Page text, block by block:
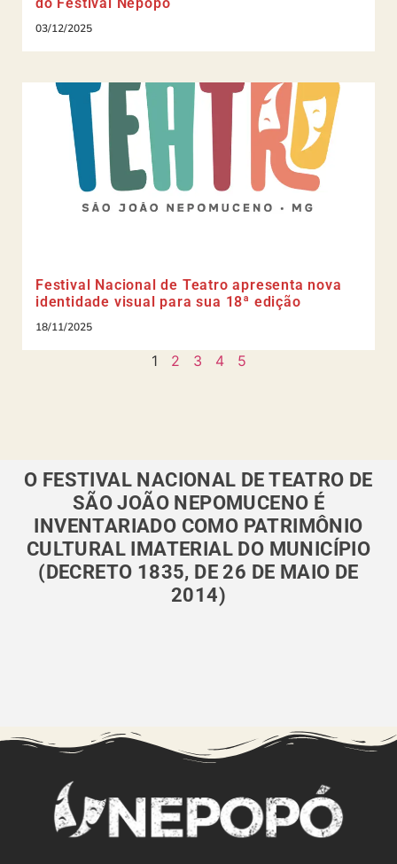
03/12/2025
Festival Nacional de Teatro apresenta nova
identidade visual para sua 18ª edição
18/11/2025
1 2 3 4 5
O FESTIVAL NACIONAL DE TEATRO DE
SÃO JOÃO NEPOMUCENO É
INVENTARIADO COMO PATRIMÔNIO
CULTURAL IMATERIAL DO MUNICÍPIO
(DECRETO 1835, DE 26 DE MAIO DE
2014)